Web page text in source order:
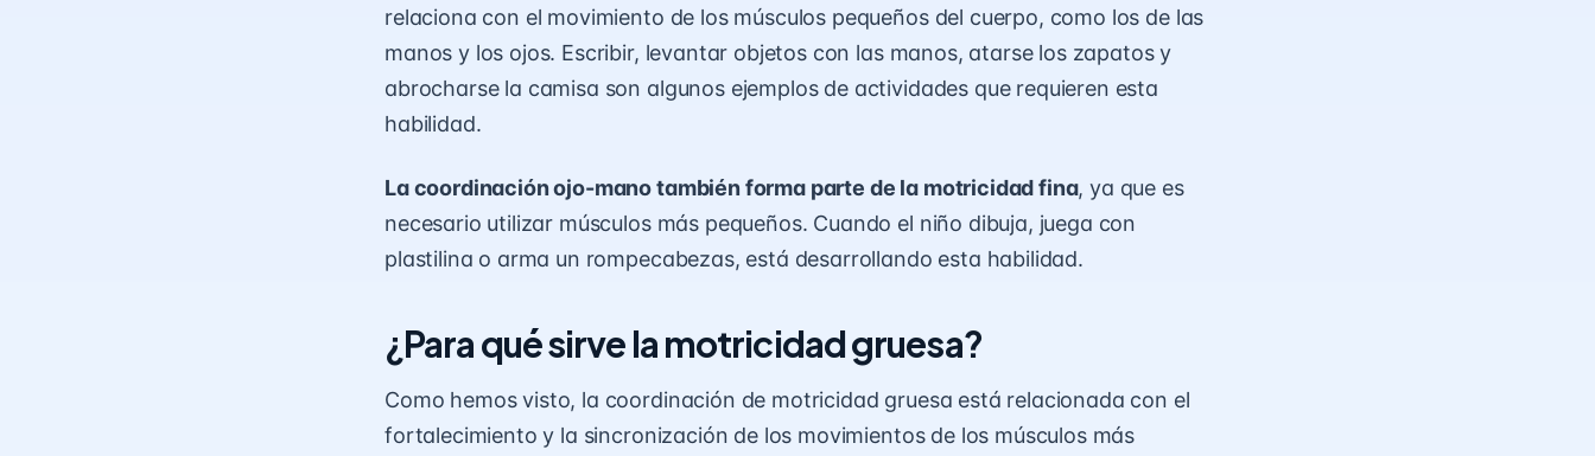
relaciona con el movimiento de los músculos pequeños del cuerpo, como los de las
manos y los ojos. Escribir, levantar objetos con las manos, atarse los zapatos y
abrocharse la camisa son algunos ejemplos de actividades que requieren esta
habilidad.
La coordinación ojo-mano también forma parte de la motricidad fina, ya que es
necesario utilizar músculos más pequeños. Cuando el niño dibuja, juega con
plastilina o arma un rompecabezas, está desarrollando esta habilidad.
¿Para qué sirve la motricidad gruesa?
Como hemos visto, la coordinación de motricidad gruesa está relacionada con el
fortalecimiento y la sincronización de los movimientos de los músculos más